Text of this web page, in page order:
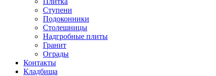
Ступени
Подоконники
Столешницы
Надгробные плиты
Гранит
Ограды
Контакты
Кладбища